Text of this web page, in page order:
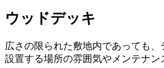
ウッドデッキ
広さの限られた敷地内であっても
設置する場所の雰囲気やメンテナン